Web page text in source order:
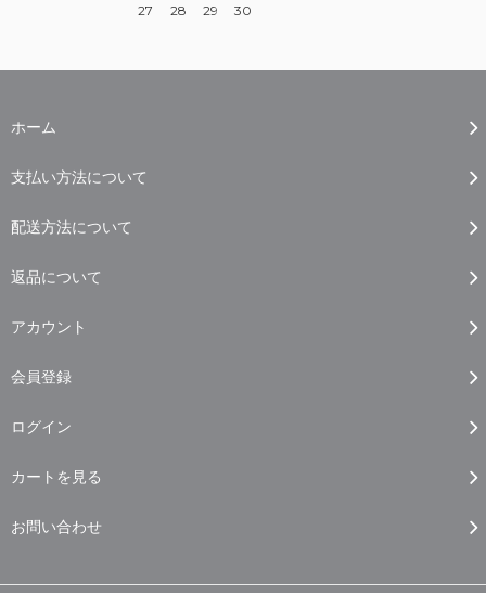
27
28 29 30
ホーム
支払い方法について
配送方法について
返品について
アカウント
会員登録
ログイン
カートを見る
お問い合わせ